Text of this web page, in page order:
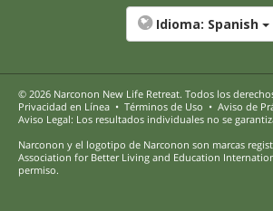
Idioma: Spanish
© 2026 Narconon New Life Retreat. Todos los
Privacidad en Línea • Términos de Uso • Aviso de
Aviso Legal: Los resultados individuales no se
Narconon y el logotipo de Narconon son marcas
Association for Better Living and Education
permiso.